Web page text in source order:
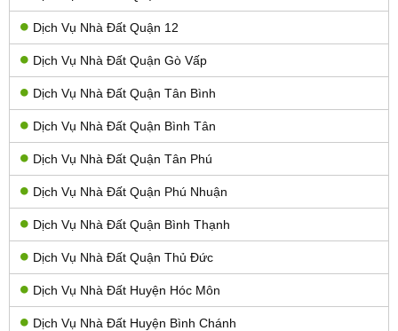
Dịch Vụ Nhà Đất Quận 12
Dịch Vụ Nhà Đất Quận Gò Vấp
Dịch Vụ Nhà Đất Quận Tân Bình
Dịch Vụ Nhà Đất Quận Bình Tân
Dịch Vụ Nhà Đất Quận Tân Phú
Dịch Vụ Nhà Đất Quận Phú Nhuận
Dịch Vụ Nhà Đất Quận Bình Thạnh
Dịch Vụ Nhà Đất Quận Thủ Đức
Dịch Vụ Nhà Đất Huyện Hóc Môn
Dịch Vụ Nhà Đất Huyện Bình Chánh